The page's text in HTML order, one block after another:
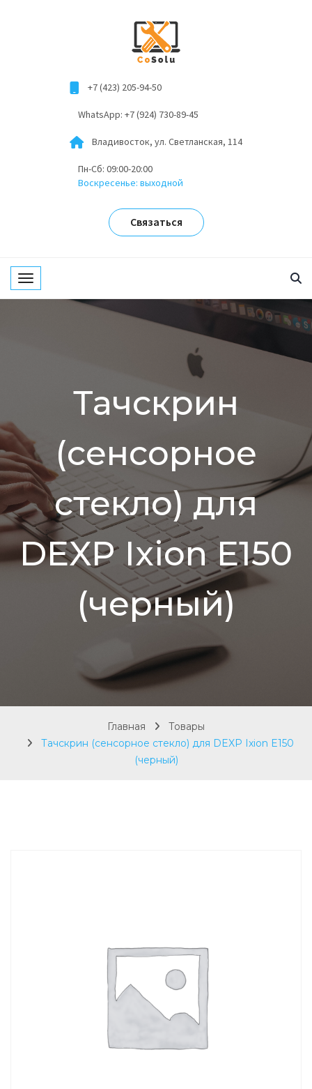
+7 (423) 205-94-50
WhatsApp: +7 (924) 730-89-45
Владивосток, ул. Светланская, 114
Пн-Сб: 09:00-20:00
Воскресенье: выходной
Связаться
Toggle navigation
Тачскрин
(сенсорное
стекло) для
DEXP Ixion E150
(черный)
Главная
Товары
Тачскрин (сенсорное стекло) для DEXP Ixion E150
(черный)